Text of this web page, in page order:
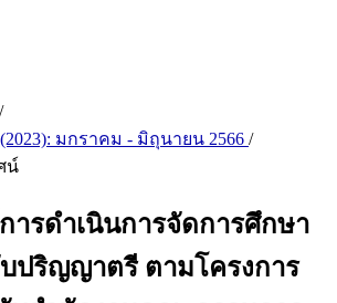
/
มกราคม - มิถุนายน 2566 /
น์
ารดำเนินการจัดการศึกษา
ปริญญาตรี ตามโครงการ